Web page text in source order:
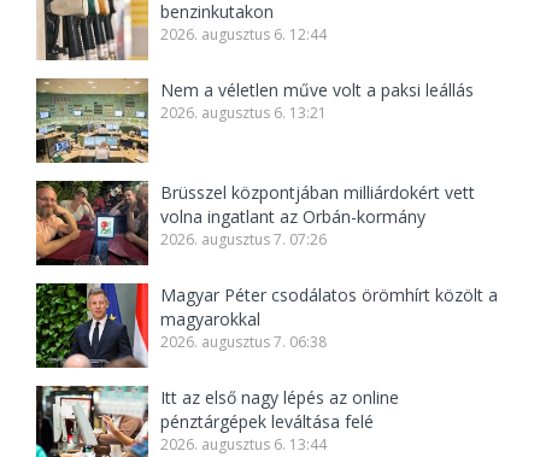
benzinkutakon
2026. augusztus 6. 12:44
Nem a véletlen műve volt a paksi leállás
2026. augusztus 6. 13:21
Brüsszel központjában milliárdokért vett
volna ingatlant az Orbán-kormány
2026. augusztus 7. 07:26
Magyar Péter csodálatos örömhírt közölt a
magyarokkal
2026. augusztus 7. 06:38
Itt az első nagy lépés az online
pénztárgépek leváltása felé
2026. augusztus 6. 13:44